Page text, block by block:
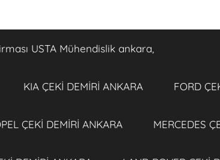
USTA Mühendislik ankara,
KIA ÇEKİ DEMİRİ ANKARA FORD
ÇEKİ DEMİRİ ANKARA MERCEDES